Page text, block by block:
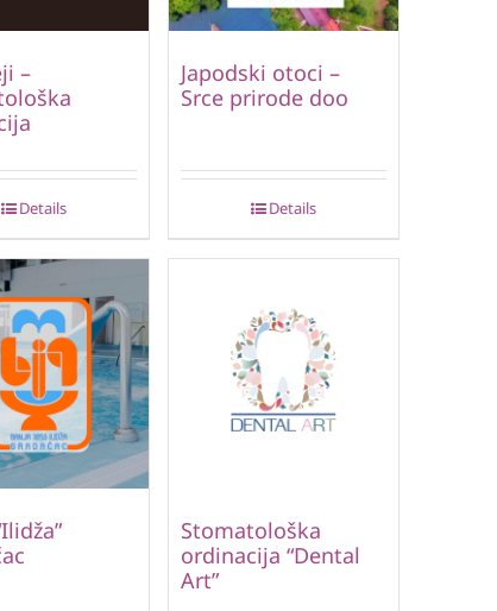
–
Details
Japodski otoci –
Srce prirode doo
Details
Stomatološka
ordinacija “Dental
Art”